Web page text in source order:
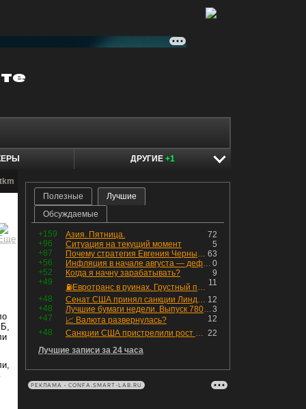
ДРУГИЕ +1
Б,
Полезные
Лучшие
Обсуждаемые
+159 72
Азия. Пятница.
+96
5
Ситуация на текущий момент
+87
63
Почему стратегия Евгения Черных приведет вас к убыткам в 2026 году
+56
0
Инфляция в начале августа — дефляция из-за топлива и плодоовощной корзины, но услуги продолжают дорожать, а рубль начал ослабевать.
+52
9
Когда я начну зарабатывать?
+49
11
⛽️Евротранс в руинах. Грустный пост😶😞 Что изменилось в облигациях?
+48
12
Сенат США принял санкции Линдси Грэма против России
+48
3
Лучшие бумаги недели. Выпуск 780 – обновления для пятницы
+47
12
📈 Валюта развернулась?
+48
22
Санкции США пристрелили рост акций в России
Лучшие записи за 24 часа
РЕКЛАМА • CONFA.SMART-LAB.RU